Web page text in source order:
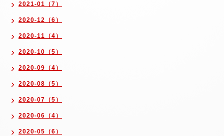
2021-01（7）
2020-12（6）
2020-11（4）
2020-10（5）
2020-09（4）
2020-08（5）
2020-07（5）
2020-06（4）
2020-05（6）